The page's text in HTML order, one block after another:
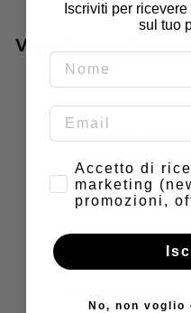
Visualizzati di
Hai
Nome
Iscriviti per
sul tuo
Consenso
Accetto di
marketing
promozioni,
No, non